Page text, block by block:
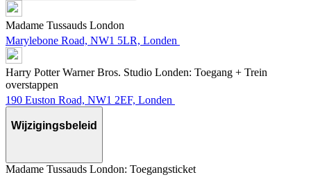
Madame Tussauds London
Marylebone Road, NW1 5LR, Londen
Harry Potter Warner Bros. Studio Londen: Toegang + Trein
overstappen
190 Euston Road, NW1 2EF, Londen
Wijzigingsbeleid
Madame Tussauds London: Toegangsticket